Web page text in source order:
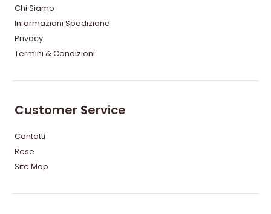
Chi Siamo
Informazioni Spedizione
Privacy
Termini & Condizioni
Customer Service
Contatti
Rese
Site Map